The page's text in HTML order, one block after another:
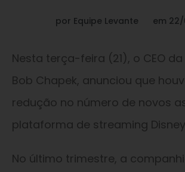
por Equipe Levante em 22/
Nesta terça-feira (21), o CEO da
Bob Chapek, anunciou que
redução no número de novos
plataforma de streaming
No último trimestre, a